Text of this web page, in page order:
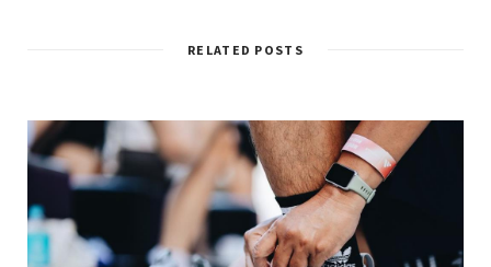
RELATED POSTS